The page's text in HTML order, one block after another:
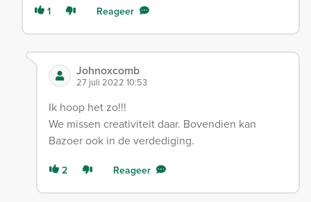
1 Reageer
Johnoxcomb
27 juli 2022 10:53
Ik hoop het zo!!!
We missen creativiteit daar. Bovendien kan
Bazoer ook in de verdediging.
2 Reageer